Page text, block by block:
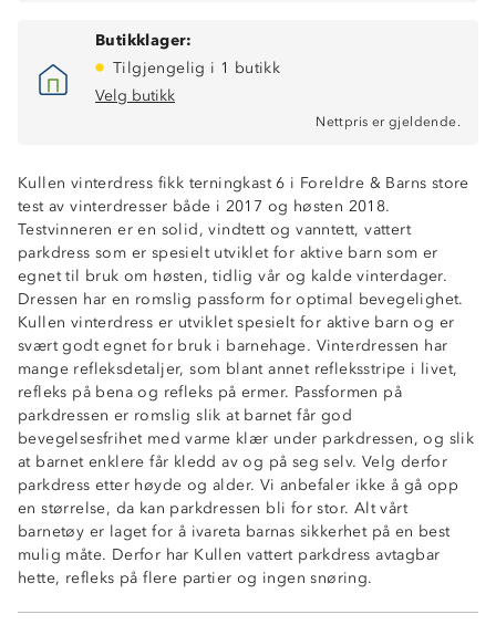
Butikklager:
Tilgjengelig i 1 butikk
Velg butikk
Nettpris er gjeldende.
Kullen vinterdress fikk terningkast 6 i Foreldre & Barns store
test av vinterdresser både i 2017 og høsten 2018.
Testvinneren er en solid, vindtett og vanntett, vattert
parkdress som er spesielt utviklet for aktive barn som er
egnet til bruk om høsten, tidlig vår og kalde vinterdager.
Dressen har en romslig passform for optimal bevegelighet.
Kullen vinterdress er utviklet spesielt for aktive barn og er
svært godt egnet for bruk i barnehage. Vinterdressen har
mange refleksdetaljer, som blant annet refleksstripe i livet,
refleks på bena og refleks på ermer. Passformen på
parkdressen er romslig slik at barnet får god
bevegelsesfrihet med varme klær under parkdressen, og slik
at barnet enklere får kledd av og på seg selv. Velg derfor
parkdress etter høyde og alder. Vi anbefaler ikke å gå opp
en størrelse, da kan parkdressen bli for stor. Alt vårt
barnetøy er laget for å ivareta barnas sikkerhet på en best
mulig måte. Derfor har Kullen vattert parkdress avtagbar
hette, refleks på flere partier og ingen snøring.
Toppmodell til vår, høst og vinter
God isolasjonsevne
Vanntett (15 000 mm vannsøyle)
Fukttransporterende (12 000 gr/m2/24t)
Vindtett
Tapede sømmer
Børstet trikotfôr med vattering
Stormklaff
Refleks
Avtagbare fotstropper
Avtagbar hette for økt sikkerhet
Høy rive- og slitestyrke
Strikk i liv
PolyPower 500™
ProreTex®15-12 membran